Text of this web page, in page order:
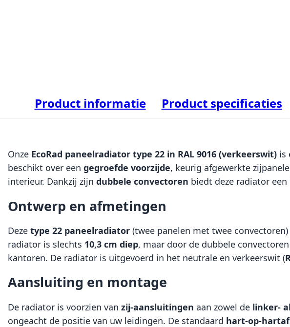
Product informatie
Onze EcoRad paneelradiator type 22 in RAL 9016 (verkeerswit) is
beschikt over een gegroefde voorzijde, keurig afgewerkte
interieur. Dankzij zijn dubbele convectoren biedt deze radiator een
Ontwerp en afmetingen
Deze type 22 paneelradiator (twee panelen met twee
radiator is slechts 10,3 cm diep, maar door de dubbele
kantoren. De radiator is uitgevoerd in het neutrale en verkeerswit (
Aansluiting en montage
De radiator is voorzien van zij-aansluitingen aan zowel de linker-
ongeacht de positie van uw leidingen. De standaard hart-op-
Product specificaties